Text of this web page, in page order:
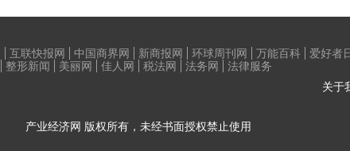
互联快报网 中国商界网 新商报网 环球周刊网 万能百科 爱好者
整形新闻 美丽网 佳人网 税法网 法务网
法律服务
关于
产业经济网 版权所有，未经书面授权禁止使用